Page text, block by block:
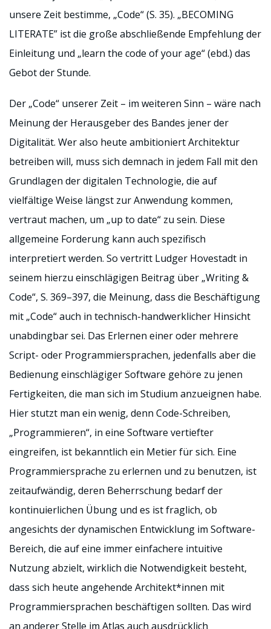
unsere Zeit bestimme, „Code“ (S. 35). „BECOMING
LITERATE” ist die große abschließende Empfehlung der
Einleitung und „learn the code of your age“ (ebd.) das
Gebot der Stunde.
Der „Code“ unserer Zeit – im weiteren Sinn – wäre nach
Meinung der Herausgeber des Bandes jener der
Digitalität. Wer also heute ambitioniert Architektur
betreiben will, muss sich demnach in jedem Fall mit den
Grundlagen der digitalen Technologie, die auf
vielfältige Weise längst zur Anwendung kommen,
vertraut machen, um „up to date“ zu sein. Diese
allgemeine Forderung kann auch spezifisch
interpretiert werden. So vertritt Ludger Hovestadt in
seinem hierzu einschlägigen Beitrag über „Writing &
Code“, S. 369–397, die Meinung, dass die Beschäftigung
mit „Code“ auch in technisch-handwerklicher Hinsicht
unabdingbar sei. Das Erlernen einer oder mehrere
Script- oder Programmiersprachen, jedenfalls aber die
Bedienung einschlägiger Software gehöre zu jenen
Fertigkeiten, die man sich im Studium anzueignen habe.
Hier stutzt man ein wenig, denn Code-Schreiben,
„Programmieren“, in eine Software vertiefter
eingreifen, ist bekanntlich ein Metier für sich. Eine
Programmiersprache zu erlernen und zu benutzen, ist
zeitaufwändig, deren Beherrschung bedarf der
kontinuierlichen Übung und es ist fraglich, ob
angesichts der dynamischen Entwicklung im Software-
Bereich, die auf eine immer einfachere intuitive
Nutzung abzielt, wirklich die Notwendigkeit besteht,
dass sich heute angehende Architekt*innen mit
Programmiersprachen beschäftigen sollten. Das wird
an anderer Stelle im Atlas auch ausdrücklich